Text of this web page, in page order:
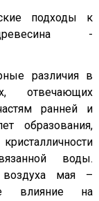
подходы к
-
различия в
отвечающих
ранней и
образования,
воды.
воздуха мая –
влияние на